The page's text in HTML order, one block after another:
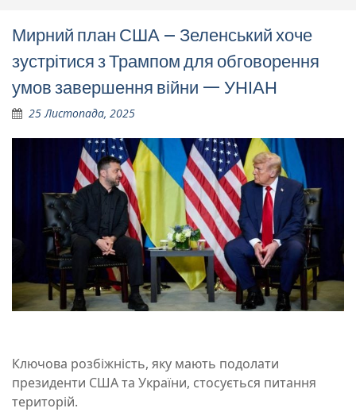
Мирний план США – Зеленський хоче
зустрітися з Трампом для обговорення
умов завершення війни — УНІАН
25 Листопада, 2025
Ключова розбіжність, яку мають подолати
президенти США та України, стосується питання
територій.